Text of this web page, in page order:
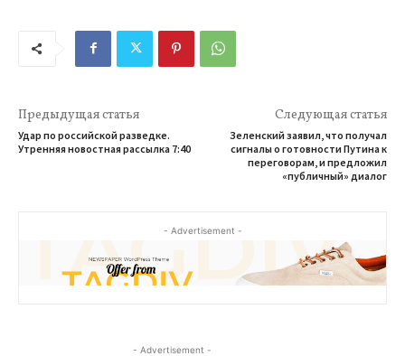
Предыдущая статья
Удар по российской разведке.
Утренняя новостная рассылка 7:40
Следующая статья
Зеленский заявил, что получал
сигналы о готовности Путина к
переговорам, и предложил
«публичный» диалог
- Advertisement -
- Advertisement -